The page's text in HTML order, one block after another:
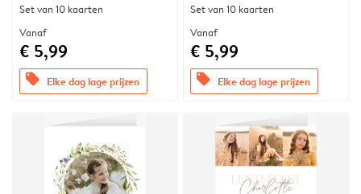
Set van 10 kaarten
Vanaf
€ 5,99
offers Elke dag lage prijzen
Set van 10 kaarten
Vanaf
€ 5,99
offers Elke dag lage prijzen